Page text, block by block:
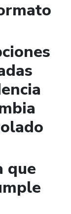
que